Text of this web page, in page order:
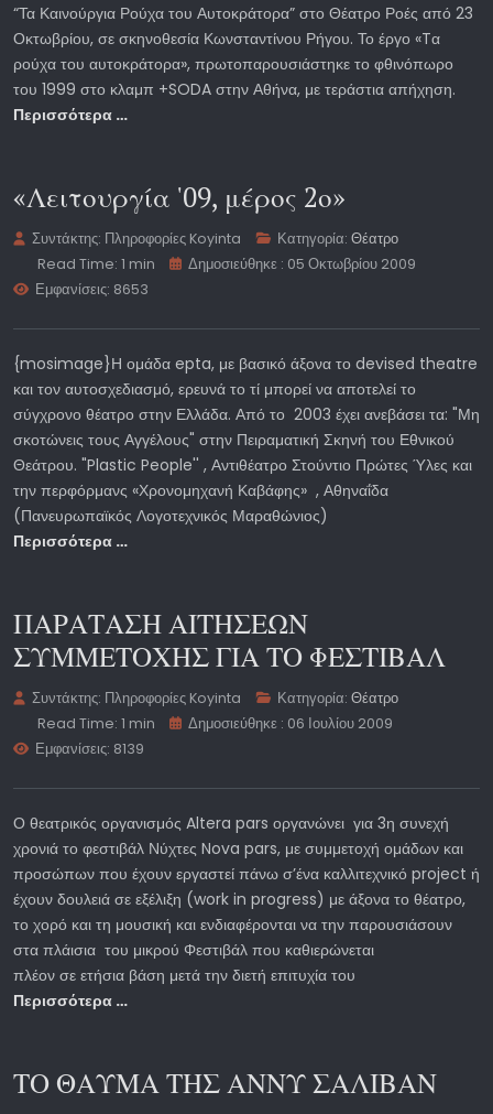
“Τα Καινούργια Ρούχα του Αυτοκράτορα” στο Θέατρο Ροές από 23
Οκτωβρίου, σε σκηνοθεσία Κωνσταντίνου Ρήγου. Το έργο «Tα
ρούχα του αυτοκράτορα», πρωτοπαρουσιάστηκε το φθινόπωρο
του 1999 στο κλαμπ +SODA στην Αθήνα, με τεράστια απήχηση.
Περισσότερα …
«Λειτουργία '09, μέρος 2ο»
Συντάκτης: Πληροφορίες Koyinta Κατηγορία:Θέατρο
Read Time: 1 min
Δημοσιεύθηκε : 05 Οκτωβρίου 2009
Εμφανίσεις: 8653
{mosimage}Η ομάδα epta, με βασικό άξονα το devised theatre
και τον αυτοσχεδιασμό, ερευνά το τί μπορεί να αποτελεί το
σύγχρονο θέατρο στην Ελλάδα. Από το 2003 έχει ανεβάσει τα: "Μη
σκοτώνεις τους Αγγέλους" στην Πειραματική Σκηνή του Εθνικού
Θεάτρου. "Plastic People'' , Αντιθέατρο Στούντιο Πρώτες Ύλες και
την περφόρμανς «Χρονομηχανή Καβάφης» , Αθηναΐδα
(Πανευρωπαϊκός Λογοτεχνικός Μαραθώνιος)
Περισσότερα …
ΠΑΡΑΤΑΣΗ ΑΙΤΗΣΕΩΝ
ΣΥΜΜΕΤΟΧΗΣ ΓΙΑ ΤΟ ΦΕΣΤΙΒΑΛ
Συντάκτης: Πληροφορίες Koyinta Κατηγορία:Θέατρο
Read Time: 1 min
Δημοσιεύθηκε : 06 Ιουλίου 2009
Εμφανίσεις: 8139
Ο θεατρικός οργανισμός Altera pars οργανώνει για 3η συνεχή
χρονιά το φεστιβάλ Νύχτες Nova pars, με συμμετοχή ομάδων και
προσώπων που έχουν εργαστεί πάνω σ’ένα καλλιτεχνικό project ή
έχουν δουλειά σε εξέλιξη (work in progress) με άξονα το θέατρο,
το χορό και τη μουσική και ενδιαφέρονται να την παρουσιάσουν
στα πλάισια του μικρού Φεστιβάλ που καθιερώνεται
πλέον σε ετήσια βάση μετά την διετή επιτυχία του
Περισσότερα …
ΤΟ ΘΑΥΜΑ ΤΗΣ ΑΝΝΥ ΣΑΛΙΒΑΝ